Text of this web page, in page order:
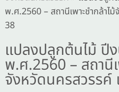
พ.ศ.2560 – สถานีเพาะชำกล้าไ
38
แปลงปลูกต้นไม้ ปี
พ.ศ.2560 – สถานีเ
จังหวัดนครสวรรค์